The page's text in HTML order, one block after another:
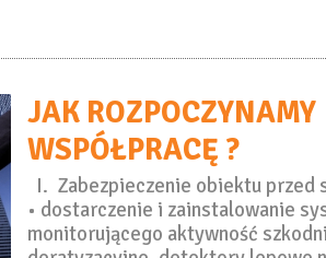
JAK ROZPOCZYNAMY
WSPÓŁPRACĘ ?
I. Zabezpieczenie obiektu przed
• dostarczenie i zainstalowanie
monitorującego aktywność